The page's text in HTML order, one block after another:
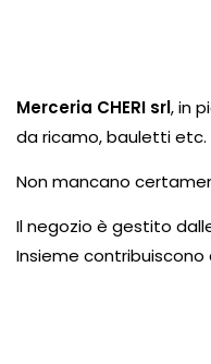
Merceria CHERI srl, in
da ricamo,baulettietc.
Non mancano
Il negozio è gestito
Insieme contribuiscono